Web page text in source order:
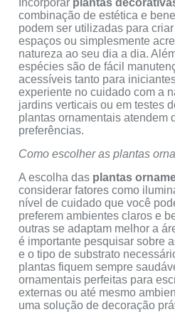
combinação de estética e
podem ser utilizadas para
espaços ou simplesmente
natureza ao seu dia a dia.
espécies são de fácil
acessíveis tanto para
experiente no cuidado com a
jardins verticais ou em testes
plantas ornamentais atendem
preferências.
Como escolher as plantas
A escolha das plantas
considerar fatores como
nível de cuidado que você
preferem ambientes claros e
outras se adaptam melhor a
é importante pesquisar sobre
e o tipo de substrato
plantas fiquem sempre
ornamentais perfeitas para
externas ou até mesmo
uma solução de decoração